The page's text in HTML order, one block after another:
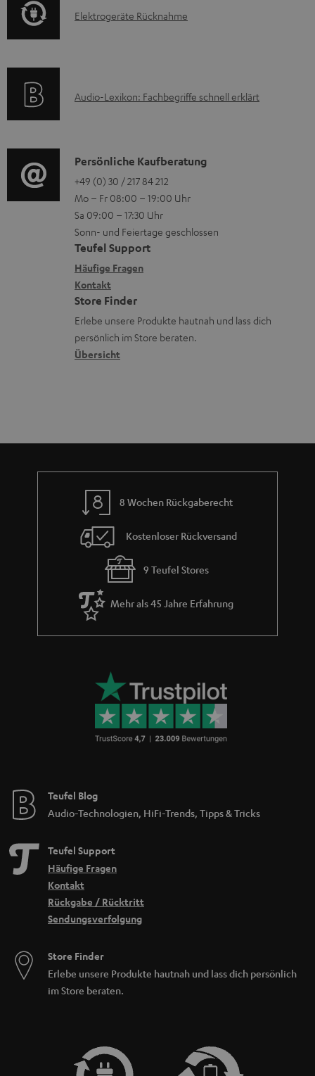
l
n
i
n
m
V
e
r
s
a
n
d
r
i
e
n
z
u
r
G
a
r
a
n
E
t
g
e
r
ä
t
e
R
ü
c
k
m
Elektrogeräte Rücknahme
A
i
o
-
L
e
x
i
k
o
n
Audio-Lexikon: Fachbegriffe schnell erklärt
K
o
n
t
a
k
t
d
a
t
Persönliche Kaufberatung
+49 (0) 30 / 217 84 212
Mo – Fr 08:00 – 19:00 Uhr
Sa 09:00 – 17:30 Uhr
Sonn- und Feiertage geschlossen
Teufel Support
Häufige Fragen
Kontakt
Store Finder
Erlebe unsere Produkte hautnah und lass dich
persönlich im Store beraten.
Übersicht
8 Wochen Rückgaberecht
Kostenloser Rückversand
9 Teufel Stores
Mehr als 45 Jahre Erfahrung
Teufel Blog
Audio-Technologien, HiFi-Trends, Tipps & Tricks
Teufel Support
Häufige Fragen
Kontakt
Rückgabe / Rücktritt
Sendungsverfolgung
Store Finder
Erlebe unsere Produkte hautnah und lass dich persönlich
im Store beraten.